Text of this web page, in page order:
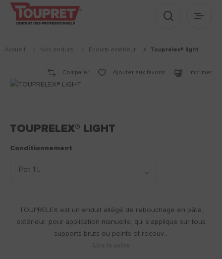
Afficher le
Accueil Nos enduits enduits extérieur touprelex® light
Comparer Ajouter aux favoris Imprimer
TOUPRELEX® LIGHT
TOUPRELEX est un enduit allégé de rebouchage en pâte,
extérieur, pour application manuelle, qui s’applique sur tous
supports bruts ou peints et recouv...
Conditionnement